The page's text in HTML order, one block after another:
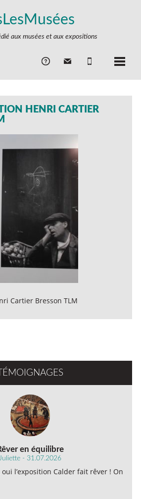
aux musées et aux expositions
HENRI CARTIER
Cartier Bresson TLM
TÉMOIGNAGES
en équilibre
- 31.07.2026
l’exposition Calder fait rêver ! On